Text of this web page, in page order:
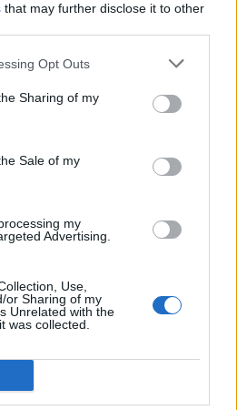
that may further disclose it to other
Opt Outs
Sharing of my
Sale of my
my
Advertising.
Use,
or Sharing of my
Unrelated with the
was collected.
Suomi – USA näkyy ilmaiseksi
USA klo 15:10 – näin katsot
TV:stä
julki! Näillä Suomi
hyppäävät kaukaloon
klo 17:40 – näin katsot
TV:stä